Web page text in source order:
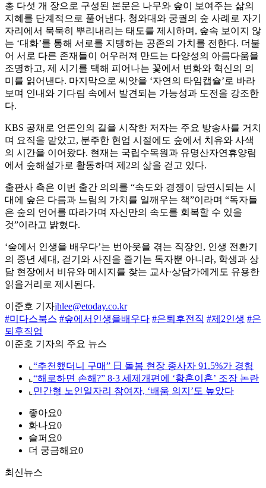
총 다섯 개 장으로 구성된 본문은 나무와 숲이 보여주는 삶의
지혜를 단계적으로 풀어낸다. 청와대와 궁궐의 숲 사례로 자기
자리에서 묵묵히 뿌리내리는 태도를 제시하며, 숲속 보이지 않
는 ‘대화’를 통해 서로를 지탱하는 공존의 가치를 전한다. 더불
어 서로 다른 존재들이 어우러져 만드는 다양성의 아름다움을
조명하고, 제 시기를 택해 피어나는 꽃에서 변화와 혁신의 의
미를 읽어낸다. 마지막으로 씨앗을 ‘자연의 타임캡슐’로 바라
보며 인내와 기다림 속에서 발견되는 가능성과 도전을 강조한
다.
KBS 공채로 언론인의 길을 시작한 저자는 주요 방송사를 거치
며 요직을 맡았고, 분주한 현업 시절에도 숲에서 치유와 사색
의 시간을 이어왔다. 현재는 국립수목원과 유명산자연휴양림
에서 숲해설가로 활동하며 제2의 삶을 걷고 있다.
출판사 측은 이번 출간 의의를 “속도와 경쟁이 당연시되는 시
대에 숲은 다름과 느림의 가치를 일깨우는 책”이라며 “독자들
은 숲의 언어를 따라가며 자신만의 속도를 회복할 수 있을
것”이라고 밝혔다.
‘숲에서 인생을 배우다’는 번아웃을 겪는 직장인, 인생 전환기
의 중년 세대, 걷기와 사진을 즐기는 독자뿐 아니라, 학생과 상
담 현장에서 비유와 메시지를 찾는 교사·상담가에게도 유용한
읽을거리로 제시된다.
이준호 기자jhlee@etoday.co.kr
#미다스북스 #숲에서인생을배우다 #은퇴후전직 #제2인생 #은
퇴후직업
이준호 기자의 주요 뉴스
⌞ “추천했더니 구매” 日 돌봄 현장 종사자 91.5%가 경험
⌞ “해로하면 손해?” 8·3 세제개편에 ‘황혼이혼’ 조장 논란
⌞ 민간형 노인일자리 참여자, ‘배움 의지’도 높았다
좋아요0
화나요0
슬퍼요0
더 궁금해요0
최신뉴스